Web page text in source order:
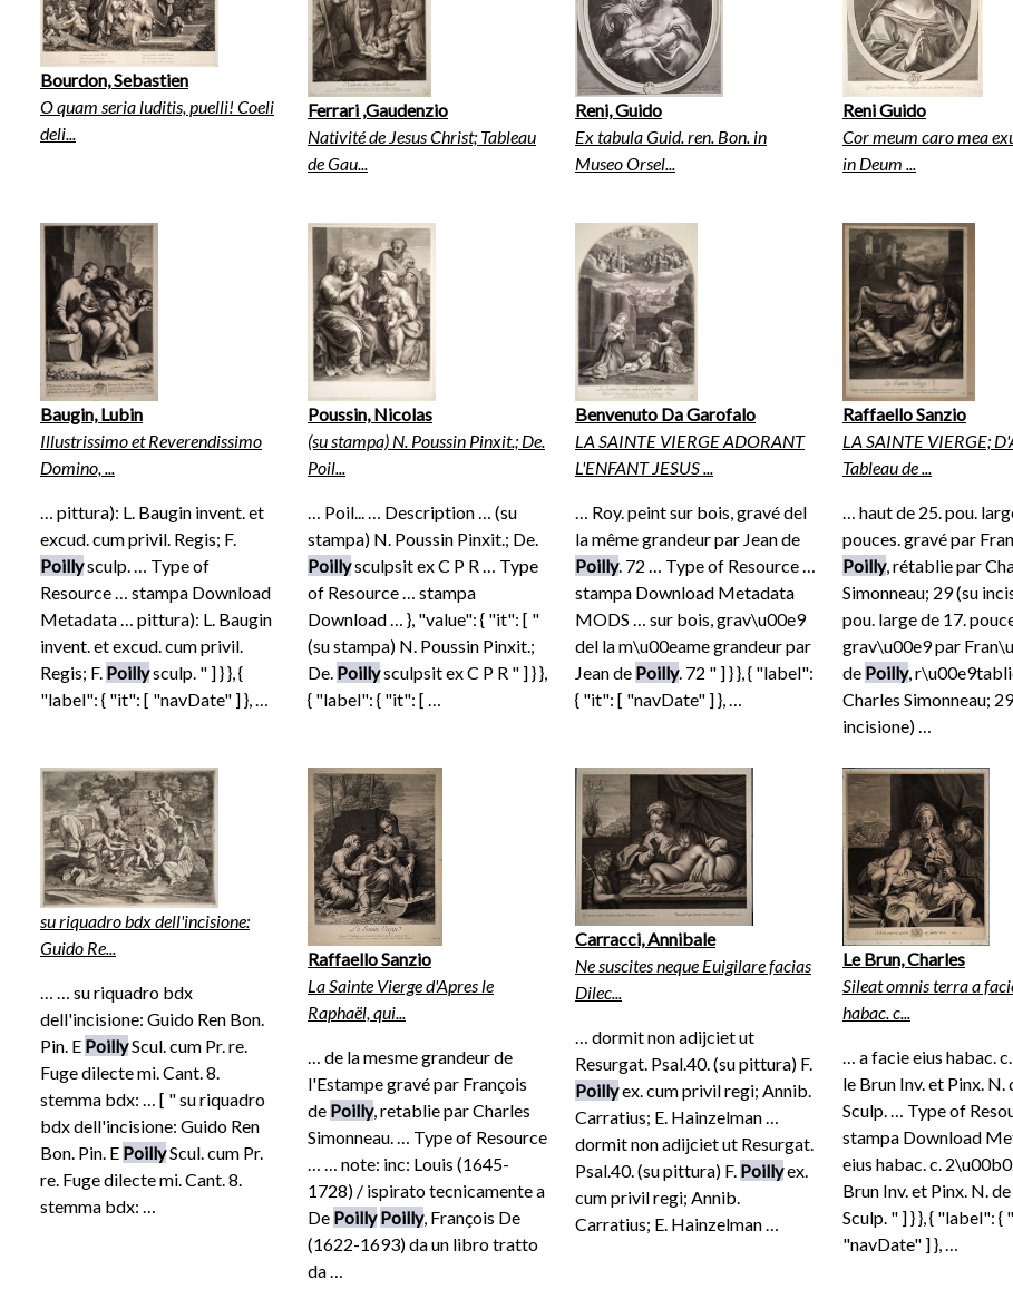
Bourdon, Sebastien
O quam seria luditis, puelli! Coeli
deli...
Ferrari ,Gaudenzio
Nativité de Jesus Christ; Tableau
de Gau...
Reni, Guido
Ex tabula Guid. ren. Bon. in
Museo Orsel...
Reni Guido
Cor meum caro mea
in Deum ...
Baugin, Lubin
Illustrissimo et Reverendissimo
Domino, ...
… pittura): L. Baugin invent. et
excud. cum privil. Regis; F.
Poillysculp. … Type of
Resource … stampa Download
Metadata … pittura): L. Baugin
invent. et excud. cum privil.
Regis; F. Poillysculp. " ] } }, {
"label": { "it": [ "navDate" ] }, …
Poussin, Nicolas
(su stampa) N. Poussin Pinxit.; De.
Poil...
… Poil... … Description … (su
stampa) N. Poussin Pinxit.; De.
Poillysculpsit ex C P R … Type
of Resource … stampa
Download … }, "value": { "it": [ "
(su stampa) N. Poussin Pinxit.;
De. Poillysculpsit ex C P R " ] } },
{ "label": { "it": [ …
Benvenuto Da Garofalo
LA SAINTE VIERGE ADORANT
L'ENFANT JESUS ...
… Roy. peint sur bois, gravé del
la même grandeur par Jean de
Poilly. 72 … Type of Resource …
stampa Download Metadata
MODS … sur bois, grav\u00e9
del la m\u00eame grandeur par
Jean de Poilly. 72 " ] } }, { "label":
{ "it": [ "navDate" ] }, …
Raffaello Sanzio
LA SAINTE VIERGE;
Tableau de ...
… haut de 25. pou.
pouces. gravé par
Poilly, rétablie par
Simonneau; 29 (su
pou. large de 17.
grav\u00e9 par
de Poilly,
Charles Simonneau;
incisione) …
su riquadro bdx dell'incisione:
Guido Re...
… … su riquadro bdx
dell'incisione: Guido Ren Bon.
Pin. E PoillyScul. cum Pr. re.
Fuge dilecte mi. Cant. 8.
stemma bdx: … [ " su riquadro
bdx dell'incisione: Guido Ren
Bon. Pin. E PoillyScul. cum Pr.
re. Fuge dilecte mi. Cant. 8.
stemma bdx: …
Raffaello Sanzio
La Sainte Vierge d'Apres le
Raphaël, qui...
… de la mesme grandeur de
l'Estampe gravé par François
de Poilly, retablie par Charles
Simonneau. … Type of Resource
… … note: inc: Louis (1645-
1728) / ispirato tecnicamente a
De Poilly Poilly, François De
(1622-1693) da un libro tratto
da …
Carracci, Annibale
Ne suscites neque Euigilare facias
Dilec...
… dormit non adijciet ut
Resurgat. Psal.40. (su pittura) F.
Poillyex. cum privil regi; Annib.
Carratius; E. Hainzelman …
dormit non adijciet ut Resurgat.
Psal.40. (su pittura) F. Poillyex.
cum privil regi; Annib.
Carratius; E. Hainzelman …
Le Brun, Charles
Sileat omnis terra a
habac. c...
… a facie eius habac. c.
le Brun Inv. et Pinx. N.
Sculp. … Type of
stampa Download
eius habac. c.
Brun Inv. et Pinx. N. de
Sculp. " ] } }, { "label": {
"navDate" ] }, …